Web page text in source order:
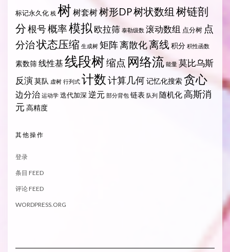
标记永久化 栈 树 树套树树形DP树状数组 树链剖
分根号概率模拟 欧拉筛 泰勒级数 滚动数组 点分树 点
分治状态压缩 生成树 矩阵离散化离线积分 积性函数
素数筛线性基 线段树缩点 网络流 能量 莫比乌斯
反演莫队 虚树 行列式 计数计算几何记忆化搜索贪心
边分治 运动学 迭代加深 逆元 部分背包 链表 队列 随机化高斯消
元 高精度
其他操作
登录
条目 FEED
评论 FEED
WORDPRESS.ORG